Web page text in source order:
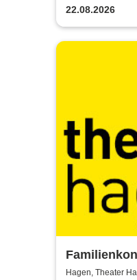
Allstars
22.08.2026
Hagen
Hagen, Theater